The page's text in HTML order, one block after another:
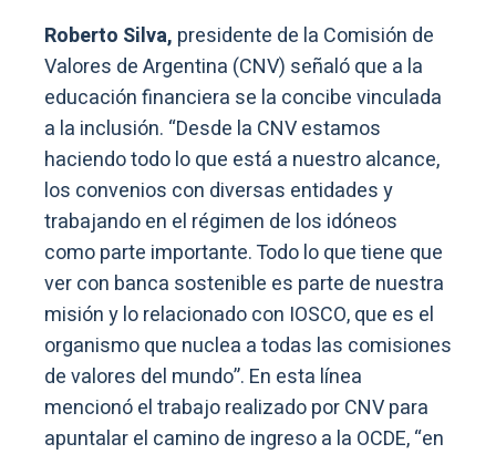
Roberto Silva, presidente de la Comisión de
Valores de Argentina (CNV) señaló que a la
educación financiera se la concibe vinculada
a la inclusión. “Desde la CNV estamos
haciendo todo lo que está a nuestro alcance,
los convenios con diversas entidades y
trabajando en el régimen de los idóneos
como parte importante. Todo lo que tiene que
ver con banca sostenible es parte de nuestra
misión y lo relacionado con IOSCO, que es el
organismo que nuclea a todas las comisiones
de valores del mundo”. En esta línea
mencionó el trabajo realizado por CNV para
apuntalar el camino de ingreso a la OCDE, “en